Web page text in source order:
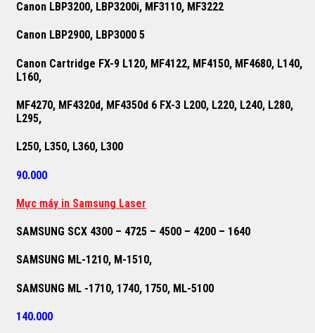
Canon LBP3200, LBP3200i, MF3110, MF3222
Canon LBP2900, LBP3000 5
Canon Cartridge FX-9 L120, MF4122, MF4150, MF4680, L140,
L160,
MF4270, MF4320d, MF4350d 6 FX-3 L200, L220, L240, L280,
L295,
L250, L350, L360, L300
90.000
Mực máy in Samsung Laser
SAMSUNG SCX 4300 – 4725 – 4500 – 4200 – 1640
SAMSUNG ML-1210, M-1510,
SAMSUNG ML -1710, 1740, 1750, ML-5100
140.000